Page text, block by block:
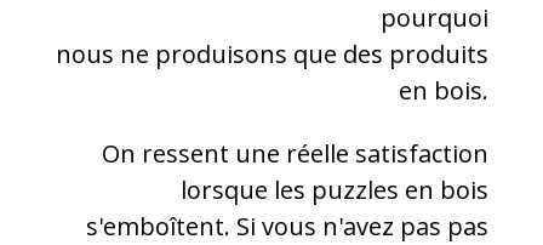
pourquoi
nous ne produisons que des produits
en bois.
On ressent une réelle satisfaction
lorsque les puzzles en bois
s'emboîtent. Si vous n'avez pas pas